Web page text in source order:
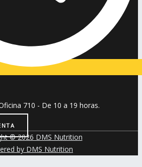
710 - De 10 a 19 horas.
© 2026 DMS Nutrition
by DMS Nutrition